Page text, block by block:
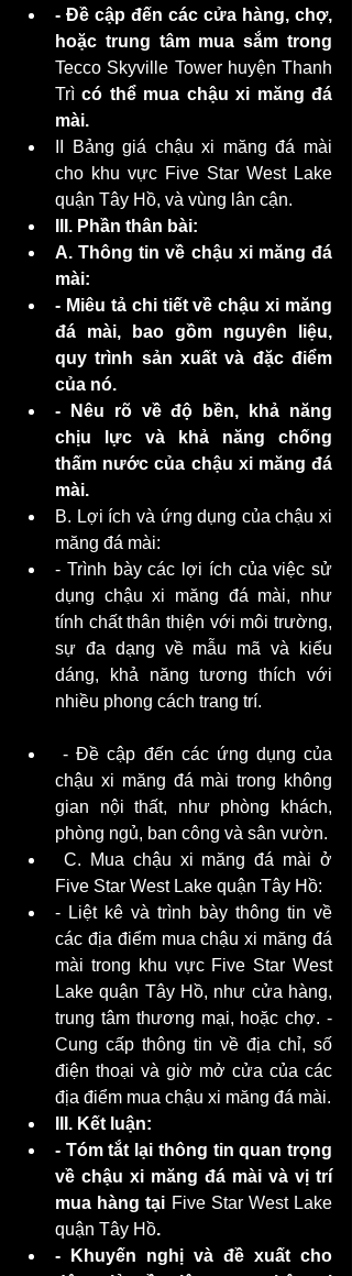
- Đề cập đến các cửa hàng, chợ,
Tecco Skyville Tower huyện Thanh
Trì có thể mua chậu xi măng đá
mài.
II Bảng giá chậu xi măng đá mài
cho khu vực Five Star West Lake
quận Tây Hồ, và vùng lân cận.
III. Phần thân bài:
A. Thông tin về chậu xi măng đá
mài:
- Miêu tả chi tiết về chậu xi măng
đá mài, bao gồm nguyên liệu,
quy trình sản xuất và đặc điểm
của nó.
- Nêu rõ về độ bền, khả năng
chịu lực và khả năng chống
thấm nước của chậu xi măng đá
mài.
B. Lợi ích và ứng dụng của chậu xi
măng đá mài:
- Trình bày các lợi ích của việc sử
dụng chậu xi măng đá mài, như
tính chất thân thiện với môi trường,
sự đa dạng về mẫu mã và kiểu
dáng, khả năng tương thích với
nhiều phong cách trang trí.
- Đề cập đến các ứng dụng của
chậu xi măng đá mài trong không
gian nội thất, như phòng khách,
phòng ngủ, ban công và sân vườn.
Five Star West Lake quận Tây Hồ:
- Liệt kê và trình bày thông tin về
các địa điểm mua chậu xi măng đá
mài trong khu vực Five Star West
Lake quận Tây Hồ, như cửa hàng,
trung tâm thương mại, hoặc chợ. -
Cung cấp thông tin về địa chỉ, số
điện thoại và giờ mở cửa của các
III. Kết luận:
- Tóm tắt lại thông tin quan trọng
về chậu xi măng đá mài và vị trí
mua hàng tại Five Star West Lake
quận Tây Hồ.
- Khuyến nghị và đề xuất cho